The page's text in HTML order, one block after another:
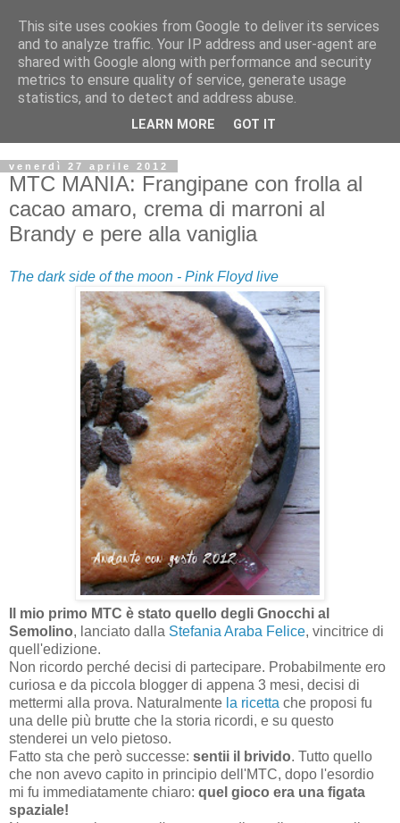
venerdì 27 aprile 2012
MTC MANIA: Frangipane con frolla al
cacao amaro, crema di marroni al
Brandy e pere alla vaniglia
The dark side of the moon - Pink Floyd live
Il mio primo MTC è stato quello degli Gnocchi al
Semolino, lanciato dalla Stefania Araba Felice, vincitrice di
quell'edizione.
Non ricordo perché decisi di partecipare. Probabilmente ero
curiosa e da piccola blogger di appena 3 mesi, decisi di
mettermi alla prova. Naturalmente la ricetta che proposi fu
una delle più brutte che la storia ricordi, e su questo
stenderei un velo pietoso.
Fatto sta che però successe: sentii il brivido. Tutto quello
che non avevo capito in principio dell'MTC, dopo l'esordio
mi fu immediatamente chiaro: quel gioco era una figata
spaziale!
This site uses cookies from Google to deliver its services
and to analyze traffic. Your IP address and user-agent are
shared with Google along with performance and security
metrics to ensure quality of service, generate usage
statistics, and to detect and address abuse.
LEARN MORE GOT IT